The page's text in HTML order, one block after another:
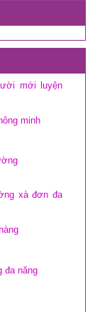
mới luyện
minh
xà đơn đa
đa năng